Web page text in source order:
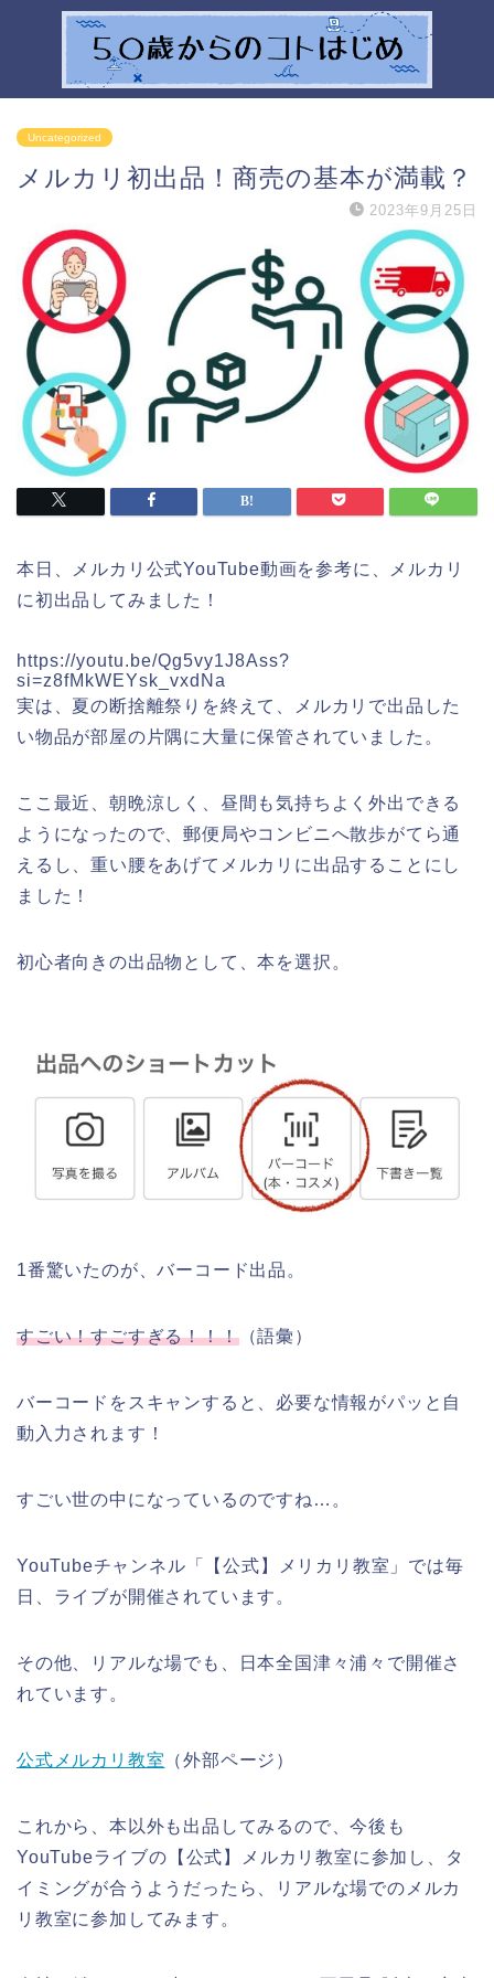
Uncategorized
メルカリ初出品！商売の基本が満載？
2023年9月25日
本日、メルカリ公式YouTube動画を参考に、メルカリ
に初出品してみました！
https://youtu.be/Qg5vy1J8Ass?
si=z8fMkWEYsk_vxdNa
実は、夏の断捨離祭りを終えて、メルカリで出品した
い物品が部屋の片隅に大量に保管されていました。
ここ最近、朝晩涼しく、昼間も気持ちよく外出できる
ようになったので、郵便局やコンビニへ散歩がてら通
えるし、重い腰をあげてメルカリに出品することにし
ました！
初心者向きの出品物として、本を選択。
1番驚いたのが、バーコード出品。
すごい！すごすぎる！！！（語彙）
バーコードをスキャンすると、必要な情報がパッと自
動入力されます！
すごい世の中になっているのですね…。
YouTubeチャンネル「【公式】メリカリ教室」では毎
日、ライブが開催されています。
その他、リアルな場でも、日本全国津々浦々で開催さ
れています。
公式メルカリ教室 （外部ページ）
これから、本以外も出品してみるので、今後も
YouTubeライブの【公式】メルカリ教室に参加し、タ
イミングが合うようだったら、リアルな場でのメルカ
リ教室に参加してみます。